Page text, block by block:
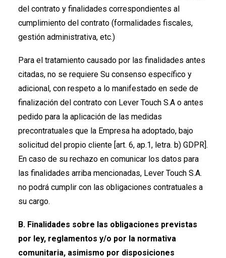
del contrato y finalidades correspondientes al
cumplimiento del contrato (formalidades fiscales,
gestión administrativa, etc.)
Para el tratamiento causado por las finalidades antes
citadas, no se requiere Su consenso específico y
adicional, con respeto a lo manifestado en sede de
finalización del contrato con Lever Touch S.A o antes
pedido para la aplicación de las medidas
precontratuales que la Empresa ha adoptado, bajo
solicitud del propio cliente [art. 6, ap.1, letra. b) GDPR].
En caso de su rechazo en comunicar los datos para
las finalidades arriba mencionadas, Lever Touch S.A.
no podrá cumplir con las obligaciones contratuales a
su cargo.
B. Finalidades sobre las obligaciones previstas
por ley, reglamentos y/o por la normativa
comunitaria, asimismo por disposiciones